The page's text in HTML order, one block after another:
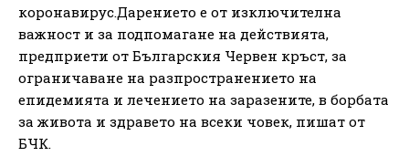
коронавирус.Дарението е от изключителна
важност и за подпомагане на действията,
предприети от Българския Червен кръст, за
ограничаване на разпространението на
епидемията и лечението на заразените, в борбата
за живота и здравето на всеки човек, пишат от
БЧК.